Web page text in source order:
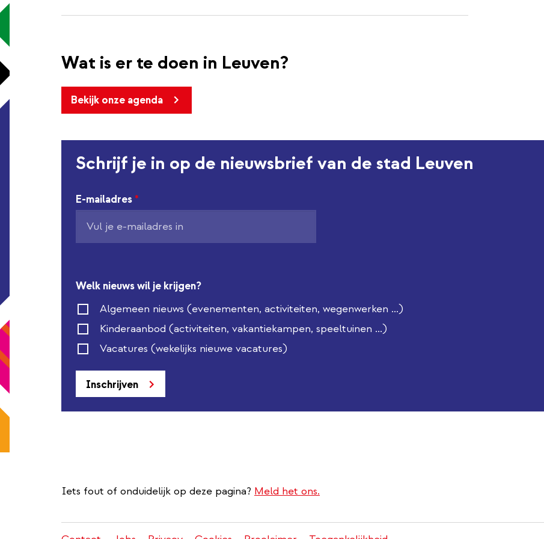
Wat is er te doen in Leuven?
Bekijk onze agenda
Schrijf je in op de nieuwsbrief van de stad Leuven
E-mailadres *
Welk nieuws wil je krijgen?
Algemeen nieuws (evenementen, activiteiten, wegenwerken ...)
Kinderaanbod (activiteiten, vakantiekampen, speeltuinen ...)
Vacatures (wekelijks nieuwe vacatures)
Inschrijven
Iets fout of onduidelijk op deze pagina? Meld het ons.